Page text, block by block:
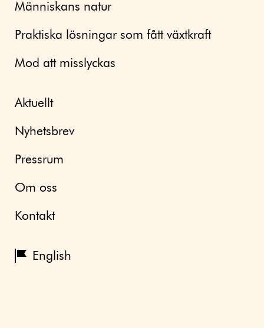
Människans natur
Praktiska lösningar som fått växtkraft
Mod att misslyckas
Aktuellt
Nyhetsbrev
Pressrum
Om oss
Kontakt
English